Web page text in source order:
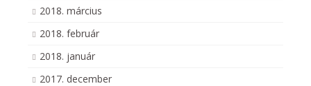
2018. március
2018. február
2018. január
2017. december